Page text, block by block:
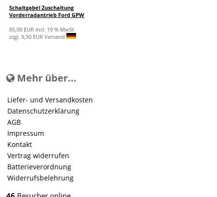
Schaltgabel Zuschaltung
Vorderradantrieb Ford GPW
85,00 EUR incl. 19 % MwSt
zzgl. 9,50 EUR Versand
Mehr über...
Liefer- und Versandkosten
Datenschutzerklärung
AGB
Impressum
Kontakt
Vertrag widerrufen
Batterieverordnung
Widerrufsbelehrung